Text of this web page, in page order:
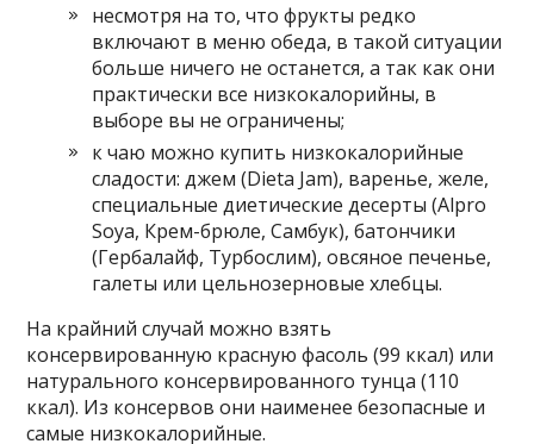
несмотря на то, что фрукты редко
включают в меню обеда, в такой ситуации
больше ничего не останется, а так как они
практически все низкокалорийны, в
выборе вы не ограничены;
к чаю можно купить низкокалорийные
сладости: джем (Dieta Jam), варенье, желе,
специальные диетические десерты (Alpro
Soya, Крем-брюле, Самбук), батончики
(Гербалайф, Турбослим), овсяное печенье,
галеты или цельнозерновые хлебцы.
На крайний случай можно взять
консервированную красную фасоль (99 ккал) или
натурального консервированного тунца (110
ккал). Из консервов они наименее безопасные и
самые низкокалорийные.